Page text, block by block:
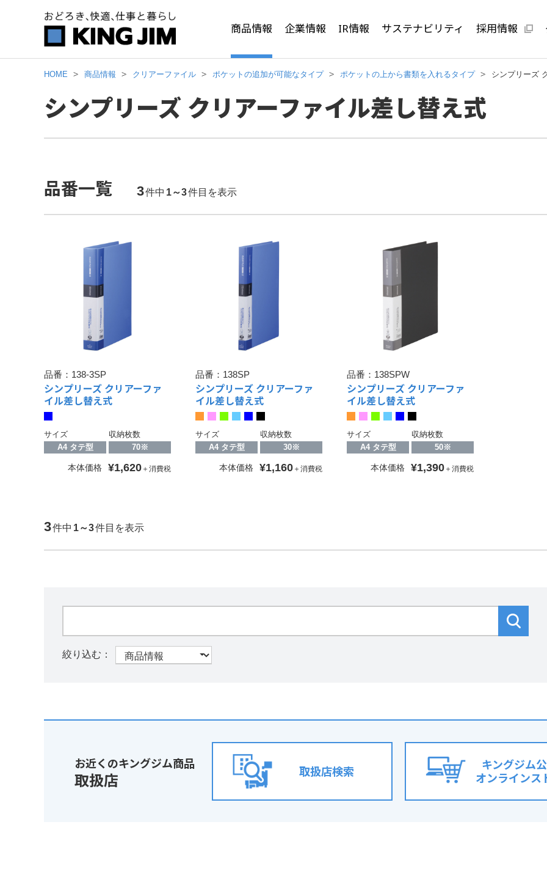
商品情報 企業情報 IR情報 サステナビリティ 採用情報
HOME 商品情報 クリアーファイル ポケットの追加が可能なタイプ ポケットの上から書類を入れるタイプ シンプリーズ
シンプリーズ クリアーファイル差し替え式
品番一覧 3件中 1～3件目を表示
品番： 138-3SP
シンプリーズ クリアーファ
イル差し替え式
サイズ
A4 タテ型
収納枚数
70※
本体価格 ¥1,620 ＋消費税
品番： 138SP
シンプリーズ クリアーファ
イル差し替え式
サイズ
A4 タテ型
収納枚数
30※
本体価格 ¥1,160 ＋消費税
品番： 138SPW
シンプリーズ クリアーファ
イル差し替え式
サイズ
A4 タテ型
収納枚数
50※
本体価格 ¥1,390 ＋消費税
3件中 1～3件目を表示
お近くのキングジム商品
取扱店 取扱店検索
キングジム
オンラインス